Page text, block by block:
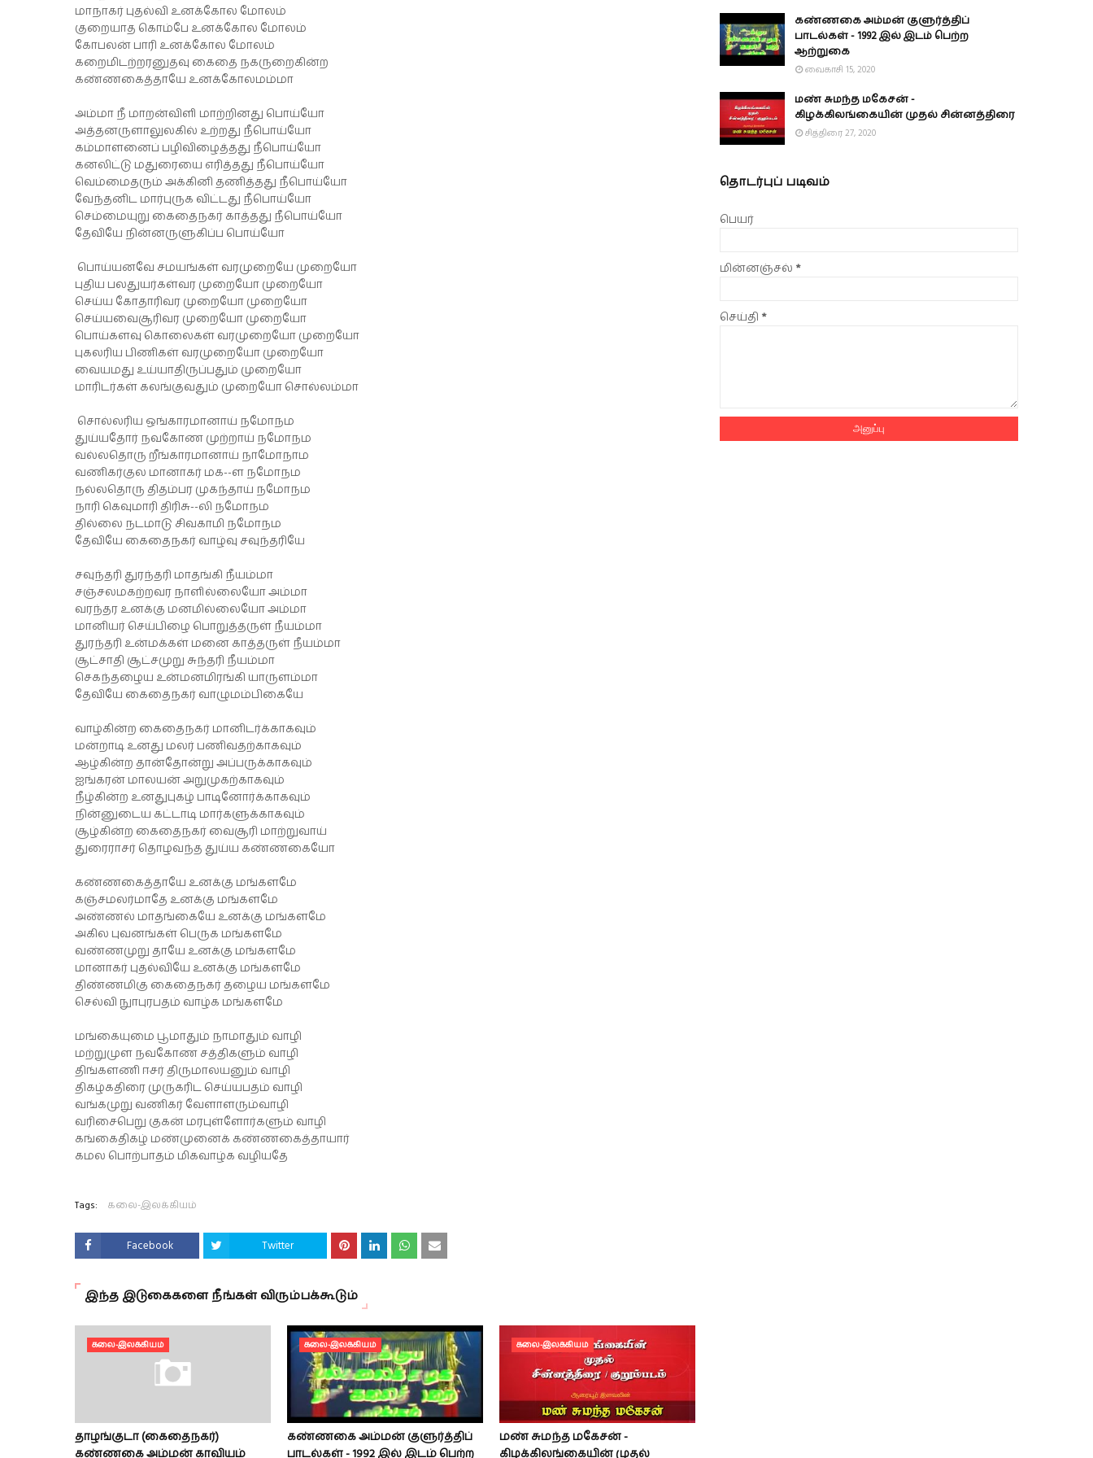
மாநாகர் புதல்வி உனக்கோல மோலம்
குறையாத கொம்பே உனக்கோல மோலம்
கோபலன் பாரி உனக்கோல மோலம்
கறைமிடற்றரனுதவு கைதை நகருறைகின்ற
கண்ணகைத்தாயே உனக்கோலமம்மா
அம்மா நீ மாறன்விளி மாற்றினது பொய்யோ
அத்தனருளாலுலகில் உற்றது நீபொய்யோ
கம்மாளனைப் பழிவிழைத்தது நீபொய்யோ
கனலிட்டு மதுரையை எரித்தது நீபொய்யோ
வெம்மைதரும் அக்கினி தணித்தது நீபொய்யோ
வேந்தனிட மார்புருக விட்டது நீபொய்யோ
செம்மையுறு கைதைநகர் காத்தது நீபொய்யோ
தேவியே நின்னருளுகிப்ப பொய்யோ
பொய்யனவே சமயங்கள் வரமுறையே முறையோ
புதிய பலதுயர்கள்வர முறையோ முறையோ
செய்ய கோதாரிவர முறையோ முறையோ
செய்யவைசூரிவர முறையோ முறையோ
பொய்களவு கொலைகள் வரமுறையோ முறையோ
புகலரிய பிணிகள் வரமுறையோ முறையோ
வையமது உய்யாதிருப்பதும் முறையோ
மாரிடர்கள் கலங்குவதும் முறையோ சொல்லம்மா
சொல்லரிய ஒங்காரமானாய் நமோநம
துய்யதோர் நவகோண முற்றாய் நமோநம
வல்லதொரு றீங்காரமானாய் நாமோநாம
வணிகர்குல மானாகர் மக--ள நமோநம
நல்லதொரு திதம்பர முகந்தாய் நமோநம
நாரி கெவுமாரி திரிசு--லி நமோநம
தில்லை நடமாடு சிவகாமி நமோநம
தேவியே கைதைநகர் வாழ்வு சவுந்தரியே
சவுந்தரி துரந்தரி மாதங்கி நீயம்மா
சஞ்சலமகற்றவர நாளில்லையோ அம்மா
வரந்தர உனக்கு மனமில்லையோ அம்மா
மானியர் செய்பிழை பொறுத்தருள் நீயம்மா
துரந்தரி உன்மக்கள் மனை காத்தருள் நீயம்மா
சூட்சாதி சூட்சமுறு சுந்தரி நீயம்மா
செகந்தழைய உன்மனமிரங்கி யாருளம்மா
தேவியே கைதைநகர் வாழுமம்பிகையே
வாழ்கின்ற கைதைநகர் மானிடர்க்காகவும்
மன்றாடி உனது மலர் பணிவதற்காகவும்
ஆழ்கின்ற தான்தோன்று அப்பருக்காகவும்
ஐங்கரன் மாலயன் அறுமுகற்காகவும்
நீழ்கின்ற உனதுபுகழ் பாடினோர்க்காகவும்
நின்னுடைய கட்டாடி மார்களுக்காகவும்
சூழ்கின்ற கைதைநகர் வைசூரி மாற்றுவாய்
துரைராசர் தொழவந்த துய்ய கண்ணகையோ
கண்ணகைத்தாயே உனக்கு மங்களமே
கஞ்சமலர்மாதே உனக்கு மங்களமே
அண்ணல் மாதங்கையே உனக்கு மங்களமே
அகில புவனங்கள் பெருக மங்களமே
வண்ணமுறு தாயே உனக்கு மங்களமே
மானாகர் புதல்வியே உனக்கு மங்களமே
திண்ணமிகு கைதைநகர் தழைய மங்களமே
செல்வி நுாபுரபதம் வாழ்க மங்களமே
மங்கையுமை பூமாதும் நாமாதும் வாழி
மற்றுமுள நவகோண சத்திகளும் வாழி
திங்களணி ஈசர் திருமாலயனும் வாழி
திகழ்கதிரை முருகரிட செய்யபதம் வாழி
வங்கமுறு வணிகர் வேளாளரும்வாழி
வரிசைபெறு குகன் மரபுள்ளோர்களும் வாழி
கங்கைதிகழ் மண்முனைக் கண்ணகைத்தாயார்
கமல பொற்பாதம் மிகவாழ்க வழியதே
Tags: கலை-இலக்கியம்
Facebook Twitter
இந்த இடுகைகளை நீங்கள் விரும்பக்கூடும்
கலை-இலக்கியம்
தாழங்குடா (கைதைநகர்)
கண்ணகை அம்மன் காவியம்
கலை-இலக்கியம்
கண்ணகை அம்மன் குளுர்த்திப்
பாடல்கள் - 1992 இல் இடம் பெற்ற
கலை-இலக்கியம்
மண் சுமந்த மகேசன் -
கிழக்கிலங்கையின் முதல்
கண்ணகை அம்மன் குளுர்த்திப்
பாடல்கள் - 1992 இல் இடம் பெற்ற
ஆற்றுகை
வைகாசி 15, 2020
மண் சுமந்த மகேசன் -
கிழக்கிலங்கையின் முதல் சின்னத்திரை
சித்திரை 27, 2020
தொடர்புப் படிவம்
பெயர்
மின்னஞ்சல் *
செய்தி *